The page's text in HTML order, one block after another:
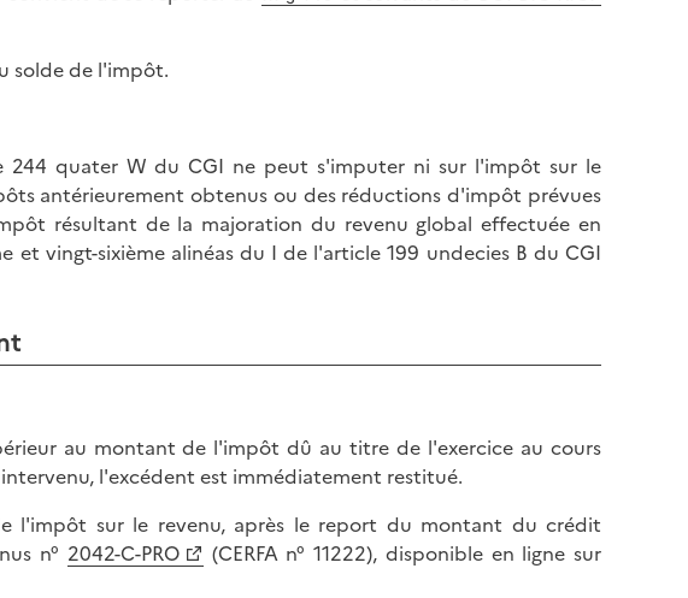
solde de l'impôt.
quater W du CGI ne peut s'imputer ni sur l'impôt sur le
antérieurement obtenus ou des réductions d'impôt prévues
résultant de la majoration du revenu global effectuée en
vingt-sixième alinéas du I de l'article 199 undecies B du CGI
au montant de l'impôt dû au titre de l'exercice au cours
l'excédent est immédiatement restitué.
l'impôt sur le revenu, après le report du montant du crédit
n° 2042-C-PRO
(CERFA n° 11222), disponible en ligne sur